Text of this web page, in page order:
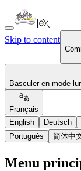
Skip to content
Basculer en mode
Français
English
Deutsch
Português
简体中
Menu